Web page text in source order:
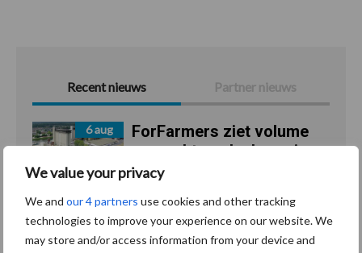
We value your privacy
We and our 4 partners use cookies and other tracking
technologies to improve your experience on our website. We
may store and/or access information from your device and
Recent nieuws Partner nieuws
6 aug
ForFarmers ziet volume
en marktaandeel groeien
in krimpende Nederlandse
Tien praktische tips voor